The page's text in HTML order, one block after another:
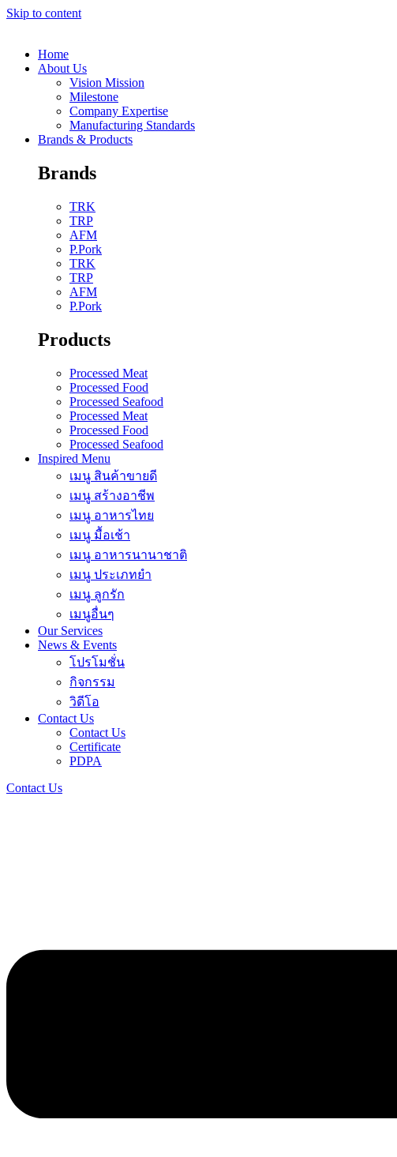
Skip to content
Home
About Us
Vision Mission
Milestone
Company Expertise
Manufacturing Standards
Brands & Products
Brands
TRK
TRP
AFM
P.Pork
TRK
TRP
AFM
P.Pork
Products
Processed Meat
Processed Food
Processed Seafood
Processed Meat
Processed Food
Processed Seafood
Inspired Menu
เมนู สินค้าขายดี
เมนู สร้างอาชีพ
เมนู อาหารไทย
เมนู มื้อเช้า
เมนู อาหารนานาชาติ
เมนู ประเภทยำ
เมนู ลูกรัก
เมนูอื่นๆ
Our Services
News & Events
โปรโมชั่น
กิจกรรม
วิดีโอ
Contact Us
Contact Us
Certificate
PDPA
Contact Us